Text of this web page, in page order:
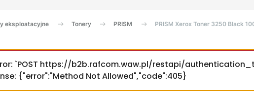
eksploatacyjne Tonery PRISM PRISM Xerox Toner 3250 Black
`POST https://b2b.rafcom.waw.pl/restapi/
{"error":"Method Not Allowed","code":405}